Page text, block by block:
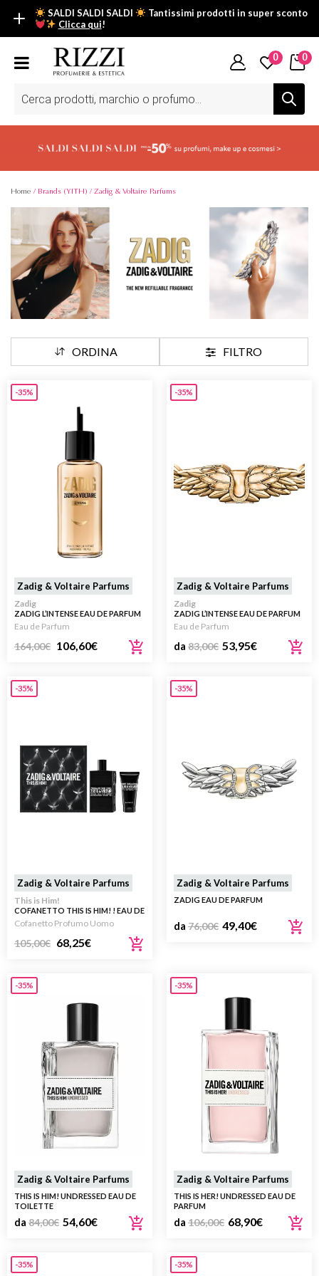
SALDI SALDI SALDI
Tantissimi prodotti in super sconto
Clicca qui!
SALDI SALDI SALDI
Fino al -50% su tantissimi prodotti beauty nella sezione saldi: il
Scopri tutti i prodotti in super saldo!Clicca qui
prodotti
0 0
Home / Brands (YITH) / Zadig & Voltaire Parfums
ORDINA FILTRO
-35%
Zadig & Voltaire Parfums
Zadig
ZADIG L’INTENSE EAU DE PARFUM
RICARICA REFILL 150ML
Eau de Parfum
164,00€ 106,60€
-35%
Zadig & Voltaire Parfums
Zadig
ZADIG L’INTENSE EAU DE PARFUM
Eau de Parfum
da 83,00€ 53,95€
-35%
Zadig & Voltaire Parfums
This is Him!
COFANETTO THIS IS HIM! ! EAU DE
TOILETTE 100ML
Cofanetto Profumo Uomo
105,00€ 68,25€
-35%
Zadig & Voltaire Parfums
ZADIG EAU DE PARFUM
da 76,00€ 49,40€
-35%
Zadig & Voltaire Parfums
THIS IS HIM! UNDRESSED EAU DE
TOILETTE
da 84,00€ 54,60€
-35%
Zadig & Voltaire Parfums
THIS IS HER! UNDRESSED EAU DE
PARFUM
da 106,00€ 68,90€
-35% -35%